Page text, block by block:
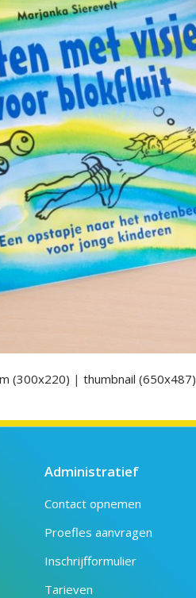
(300x220) | thumbnail (650x487)
Administratief
Contact opnemen
Proefles aanvragen
Inschrijfformulier
Tarieven